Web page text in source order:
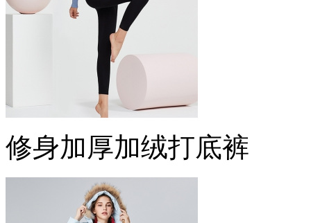
修身加厚加绒打底裤